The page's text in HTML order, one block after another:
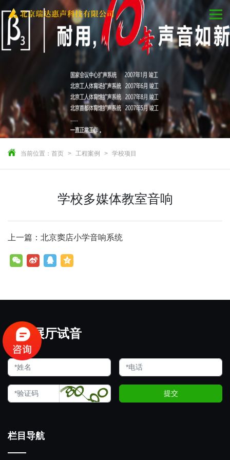
当前位置： 首页 工程案例 学校项目
学校多媒体教室音响
上一篇：北京窦店小学音响系统
欢迎展厅试音
提交
栏目导航